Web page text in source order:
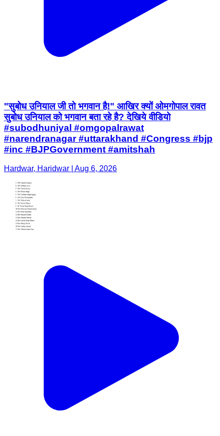
"सुबोध उनियाल जी तो भगवान है!" आखिर क्यों ओमगोपाल रावत
सुबोध उनियाल को भगवान बता रहे है? देखिये वीडियो
#subodhuniyal #omgopalrawat
#narendranagar #uttarakhand #Congress #bjp
#inc #BJPGovernment #amitshah
Hardwar, Haridwar | Aug 6, 2026